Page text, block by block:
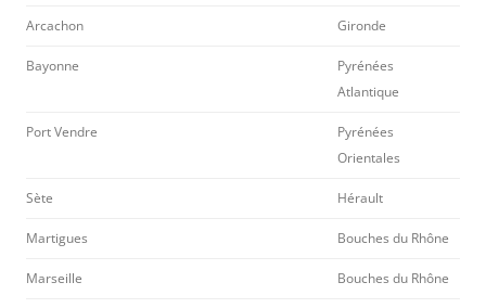
Arcachon Gironde
Bayonne
Pyrénées
Atlantique
Port Vendre
Pyrénées
Orientales
Sète Hérault
Martigues Bouches du Rhône
Marseille Bouches du Rhône